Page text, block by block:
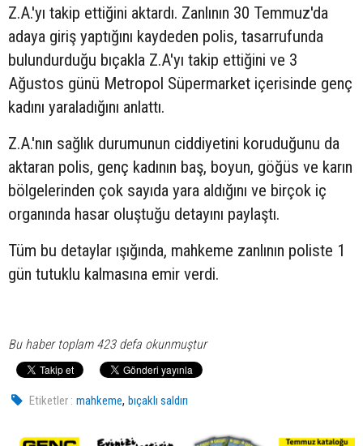
Z.A.'yı takip ettiğini aktardı. Zanlının 30 Temmuz'da
adaya giriş yaptığını kaydeden polis, tasarrufunda
bulundurduğu bıçakla Z.A'yı takip ettiğini ve 3
Ağustos günü Metropol Süpermarket içerisinde genç
kadını yaraladığını anlattı.
Z.A.'nın sağlık durumunun ciddiyetini koruduğunu da
aktaran polis, genç kadının baş, boyun, göğüs ve karın
bölgelerinden çok sayıda yara aldığını ve birçok iç
organında hasar oluştuğu detayını paylaştı.
Tüm bu detaylar ışığında, mahkeme zanlının poliste 1
gün tutuklu kalmasına emir verdi.
Bu haber toplam 423 defa okunmuştur
Etiketler : mahkeme,bıçaklı saldırı